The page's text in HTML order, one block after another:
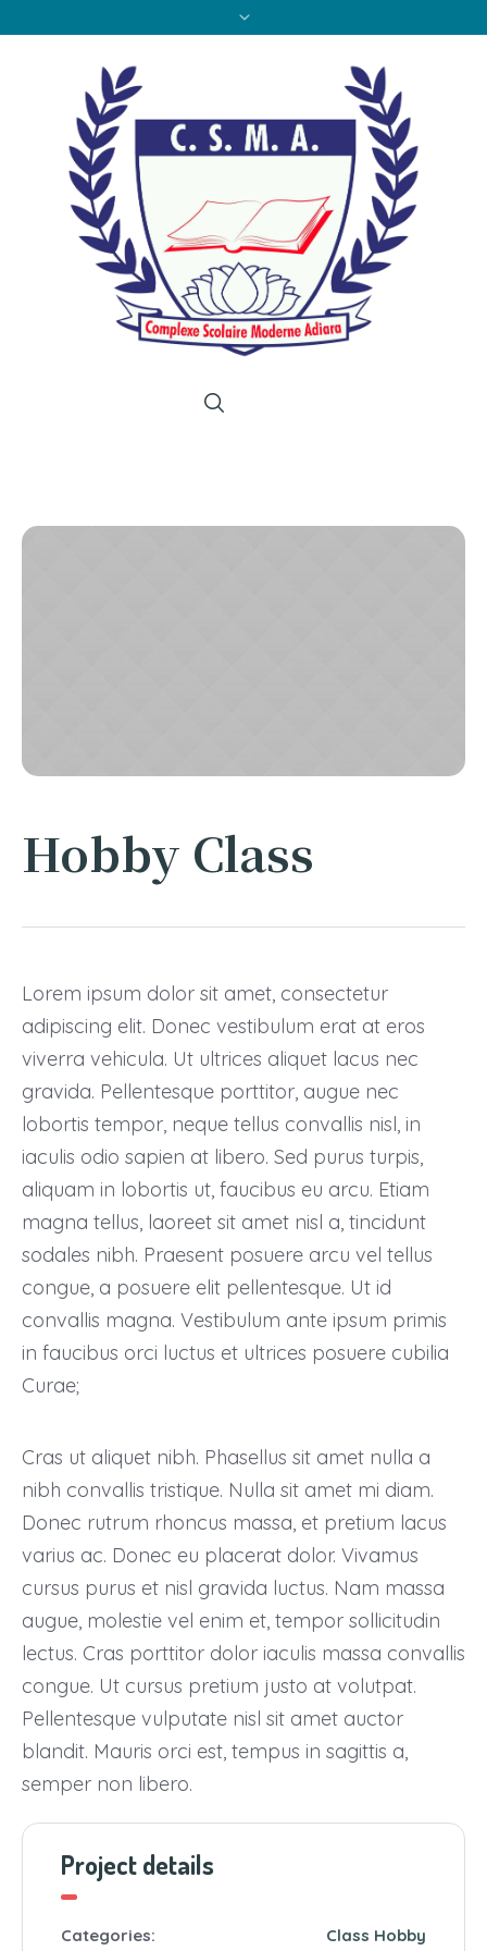
Hobby Class
Lorem ipsum dolor sit amet, consectetur
adipiscing elit. Donec vestibulum erat at eros
viverra vehicula. Ut ultrices aliquet lacus nec
gravida. Pellentesque porttitor, augue nec
lobortis tempor, neque tellus convallis nisl, in
iaculis odio sapien at libero. Sed purus turpis,
aliquam in lobortis ut, faucibus eu arcu. Etiam
magna tellus, laoreet sit amet nisl a, tincidunt
sodales nibh. Praesent posuere arcu vel tellus
congue, a posuere elit pellentesque. Ut id
convallis magna. Vestibulum ante ipsum primis
in faucibus orci luctus et ultrices posuere cubilia
Curae;
Cras ut aliquet nibh. Phasellus sit amet nulla a
nibh convallis tristique. Nulla sit amet mi diam.
Donec rutrum rhoncus massa, et pretium lacus
varius ac. Donec eu placerat dolor. Vivamus
cursus purus et nisl gravida luctus. Nam massa
augue, molestie vel enim et, tempor sollicitudin
lectus. Cras porttitor dolor iaculis massa convallis
congue. Ut cursus pretium justo at volutpat.
Pellentesque vulputate nisl sit amet auctor
blandit. Mauris orci est, tempus in sagittis a,
semper non libero.
Project details
Categories: Class Hobby